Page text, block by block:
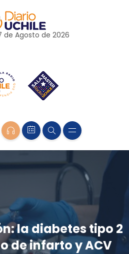
de Agosto de 2026
la diabetes tipo 2
de infarto y ACV